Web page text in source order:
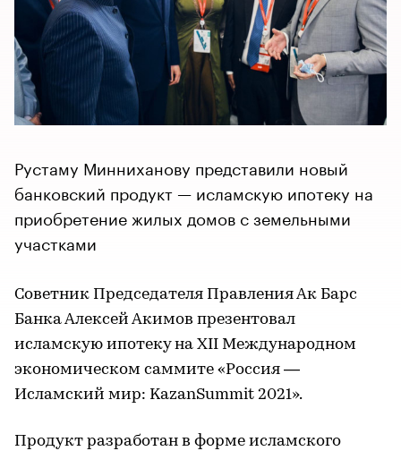
Рустаму Минниханову представили новый
банковский продукт — исламскую ипотеку на
приобретение жилых домов с земельными
участками
Советник Председателя Правления Ак Барс
Банка Алексей Акимов презентовал
исламскую ипотеку на XII Международном
экономическом саммите «Россия —
Исламский мир: KazanSummit 2021».
Продукт разработан в форме исламского